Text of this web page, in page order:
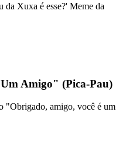
Xuxa é esse?' Meme da
Amigo" (Pica-Pau)
"Obrigado, amigo, você é um